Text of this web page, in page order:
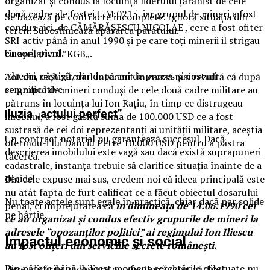
două cadre ale fostei U.M.0215, iar grupul de mineri a fost
condus aici, de CĂMĂRĂȘESCU NICOLAE , cere a fost ofiter
SRI activ până in anul 1990 și pe care toți minerii il strigau
cu apelativul ”KGB„.
Tot din rechizitoriul întocmit în cauză mai rezultă că după
ce grupul de mineri conduși de cele două cadre militare au
pătruns în locuința lui Ion Rațiu, în timp ce distrugeau
imobilul, a fost găsită suma de 100.000 USD ce a fost
sustrasă de cei doi reprezentanți ai unității militare, aceștia
oferindu-i lui Danciu Petre 10.000 USD pentru a păstra
tăcerea.
Din cele expuse mai sus, credem noi că ideea principală este
nu atât fapta de furt calificat ce a făcut obiectul dosarului
penal, ci împrejurarea căîn dimineața de 14.06.1990 cei
ce au organizat și condus efectiv grupurile de mineri la
adresele “opozanților politici” ai regimului Ion Iliescu
au fost ofițeri din serviciile secrete românești.
Se bazează pe contracte incomplete. Ignoră situația din
teren. Subestimează apărarea pârâtului.
Uneori, pierd.
Alteori, câștigă, dar după ani de proces și costuri
semnificative.
Iluzia „actului perfect”
Un contract notarial nu garantează succesul. Dacă
descrierea imobilului este vagă sau dacă există suprapuneri
cadastrale, instanța trebuie să clarifice situația înainte de a
decide.
Nu toate actele sunt egale în practică, chiar dacă par solide
pe hârtie.
Impactul economic și social